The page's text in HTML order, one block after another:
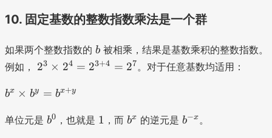
-
}
10. 固定基数的整数指数乘法是一个群
如果两个整数指数的 b
b 被相乘，结果是基数乘积的整数指数。
例如， 2
3
ti
23 × 24 = 23+4 = 27。对于任意基数均适用：
b
x
bx × by = bx+y
单位元是 b
b0 ，也就是 1
1 ，而 b
bx 的逆元是 b
b−x 。